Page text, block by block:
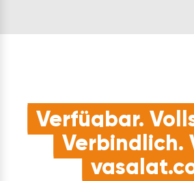
Verfügbar.
Verbindlich.